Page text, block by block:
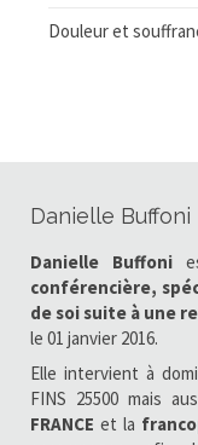
Douleur et
Danielle Buffoni
Danielle Buffoni
conférencière,
de soisuite à une
le 01 janvier 2016.
Elle intervient à
FINS 25500 mais
FRANCE et la